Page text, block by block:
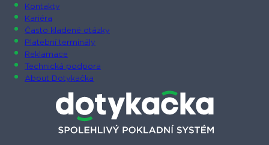
Kontakty
Kariéra
Často kladené otázky
Platební terminály
Reklamace
Technická podpora
About Dotykačka